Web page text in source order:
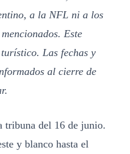
a la NFL ni a los
Este
Las fechas y
al cierre de
tribuna del 16 de junio.
y blanco hasta el